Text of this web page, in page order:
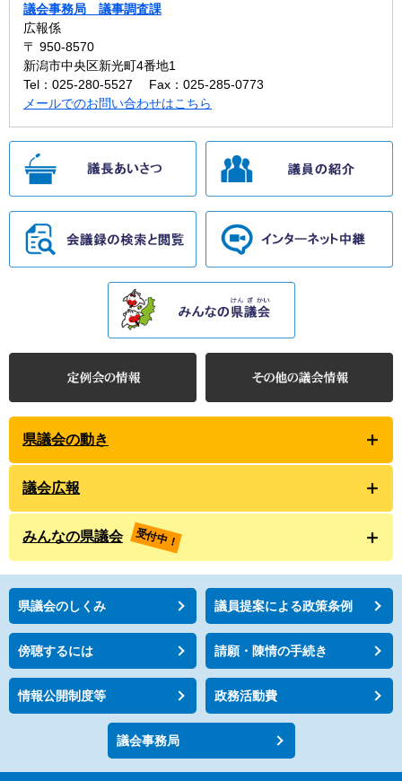
議会事務局 議事調査課
広報係
〒 950-8570
新潟市中央区新光町4番地1
Tel：025-280-5527
Fax：025-285-0773
メールでのお問い合わせはこちら
県議会の動き
議会広報
みんなの県議会 受付中！
県議会のしくみ 議員提案による政策条例
傍聴するには 請願・陳情の手続き
情報公開制度等 政務活動費
議会事務局